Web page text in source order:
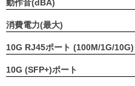
動作音(dBA)
消費電力(最大)
10G RJ45ポート (100M/1G/10G)
10G (SFP+)ポート